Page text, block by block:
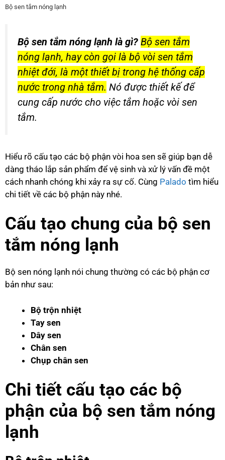
Bộ sen tắm nóng lạnh
Bộ sen tắm nóng lạnh là gì? Bộ sen tắm
nóng lạnh, hay còn gọi là bộ vòi sen tắm
nhiệt đới, là một thiết bị trong hệ thống cấp
nước trong nhà tắm. Nó được thiết kế để
cung cấp nước cho việc tắm hoặc vòi sen
tắm.
Hiểu rõ cấu tạo các bộ phận vòi hoa sen sẽ giúp bạn dễ
dàng tháo lắp sản phẩm để vệ sinh và xử lý vấn đề một
cách nhanh chóng khi xảy ra sự cố. Cùng Palado tìm hiểu
chi tiết về các bộ phận này nhé.
Cấu tạo chung của bộ sen
tắm nóng lạnh
Bộ sen nóng lạnh nói chung thường có các bộ phận cơ
bản như sau:
Bộ trộn nhiệt
Tay sen
Dây sen
Chân sen
Chụp chân sen
Chi tiết cấu tạo các bộ
phận của bộ sen tắm nóng
lạnh